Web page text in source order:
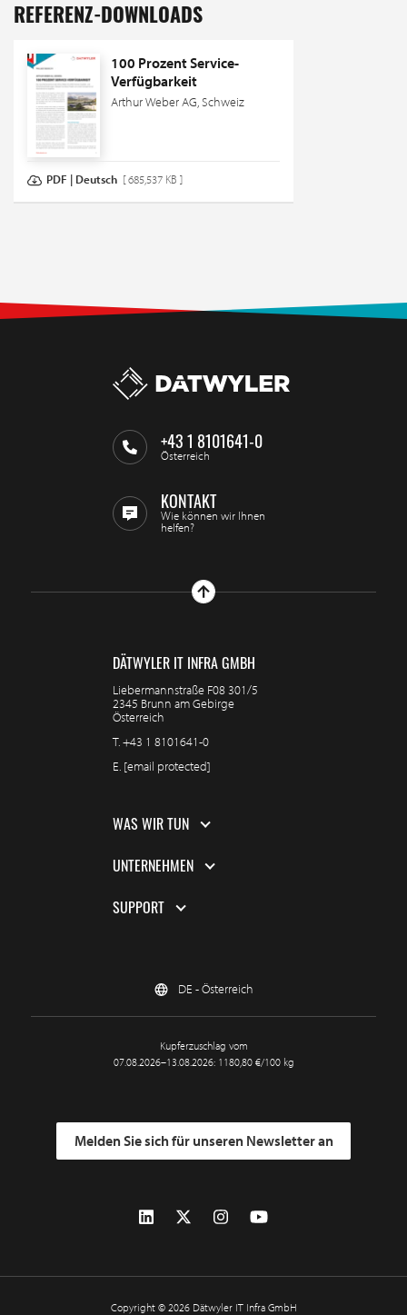
REFERENZ-DOWNLOADS
100 Prozent Service-
Verfügbarkeit
Arthur Weber AG, Schweiz
PDF | Deutsch [ 685,537 KB ]
+43 1 8101641-0
Österreich
KONTAKT
Wie können wir Ihnen
helfen?
DÄTWYLER IT INFRA GMBH
Liebermannstraße F08 301/5
2345 Brunn am Gebirge
Österreich
T.+43 1 8101641-0
E. [email protected]
WAS WIR TUN
UNTERNEHMEN
SUPPORT
DE - Österreich
Kupferzuschlag vom
07.08.2026–13.08.2026: 1180,80 €/100 kg
Melden Sie sich für unseren Newsletter an
Copyright © 2026 Dätwyler IT Infra GmbH